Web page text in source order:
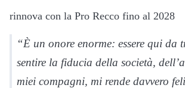
rinnova con la Pro Recco fino al 2028
“È un onore enorme: essere qui da
sentire la fiducia della società,
miei compagni, mi rende davvero